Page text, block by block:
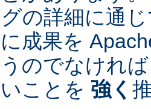
の詳細に通
成果を
のでなけれ
ことを 強く